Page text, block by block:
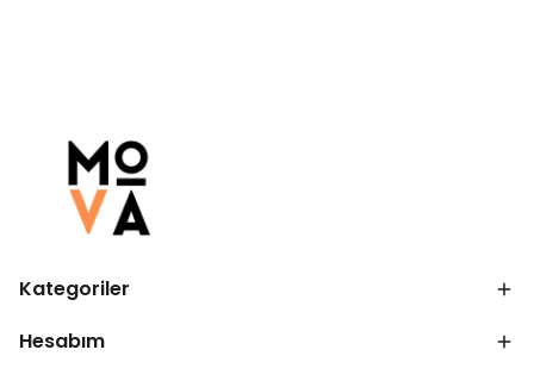
Kategoriler
Hesabım